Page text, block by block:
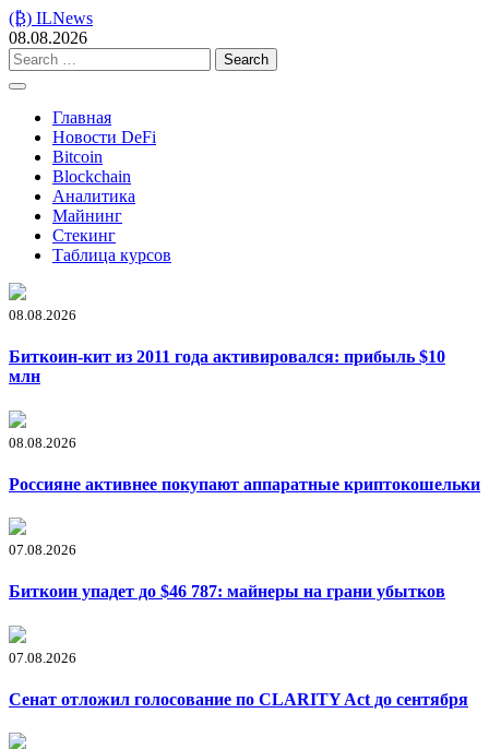
Skip
to
content
(₿) ILNews
08.08.2026
Search
for:
Главная
Новости DeFi
Bitcoin
Blockchain
Аналитика
Майнинг
Стекинг
Таблица курсов
08.08.2026
Биткоин-кит из 2011 года активировался: прибыль $10
млн
08.08.2026
Россияне активнее покупают аппаратные криптокошельки
07.08.2026
Биткоин упадет до $46 787: майнеры на грани убытков
07.08.2026
Сенат отложил голосование по CLARITY Act до сентября